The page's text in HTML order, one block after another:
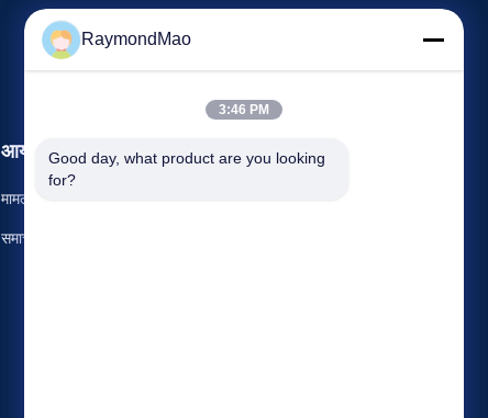
आयोजन
मामलों
समाचार
एक उद्धरण का अनुरोध करें
RaymondMao
3:46 PM
Good day, what product are you looking
for?